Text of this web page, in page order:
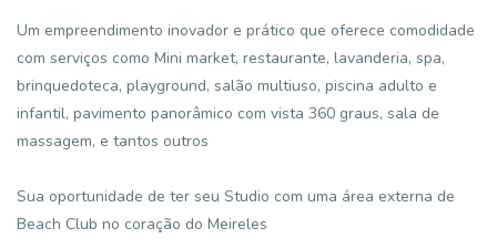
Um empreendimento inovador e prático que oferece comodidade
com serviços como Mini market, restaurante, lavanderia, spa,
brinquedoteca, playground, salão multiuso, piscina adulto e
infantil, pavimento panorâmico com vista 360 graus, sala de
massagem, e tantos outros
Sua oportunidade de ter seu Studio com uma área externa de
Beach Club no coração do Meireles